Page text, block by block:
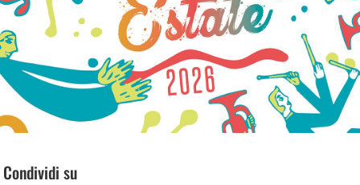
Condividi su